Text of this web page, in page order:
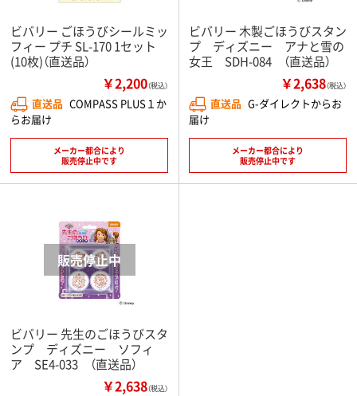
ビバリー ごほうびシールミッ
フィー プチ SL-170 1セット
(10枚)（直送品）
￥2,200（税込）
直送品 COMPASS PLUS１か
らお届け
メーカー都合により
販売停止中です
ビバリー 木製ごほうびスタン
プ ディズニー アナと雪の
女王 SDH-084 （直送品）
￥2,638（税込）
直送品 G-ダイレクトからお
届け
メーカー都合により
販売停止中です
ビバリー 先生のごほうびスタ
ンプ ディズニー ソフィ
ア SE4-033 （直送品）
￥2,638（税込）